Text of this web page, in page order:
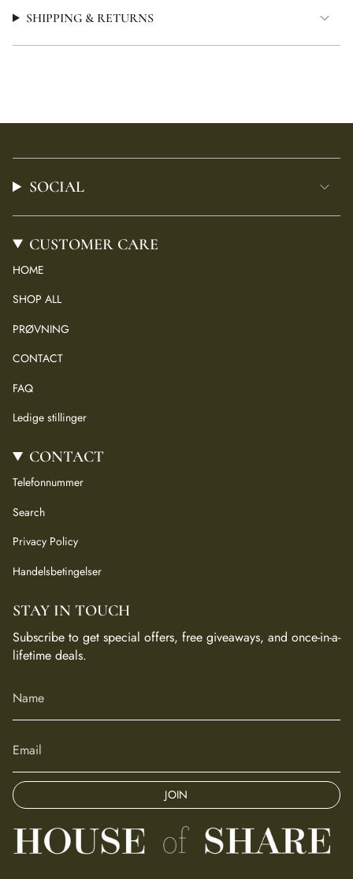
SHIPPING & RETURNS
SOCIAL
CUSTOMER CARE
HOME
SHOP ALL
PRØVNING
CONTACT
FAQ
Ledige stillinger
CONTACT
Telefonnummer
Search
Privacy Policy
Handelsbetingelser
STAY IN TOUCH
Subscribe to get special offers, free giveaways, and once-in-a-
lifetime deals.
JOIN